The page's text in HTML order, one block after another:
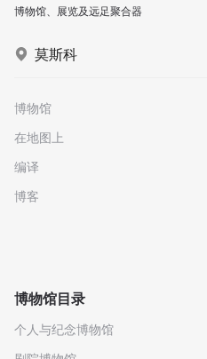
博物馆、展览及远足聚合器
莫斯科
博物馆
在地图上
编译
博客
博物馆目录
个人与纪念博物馆